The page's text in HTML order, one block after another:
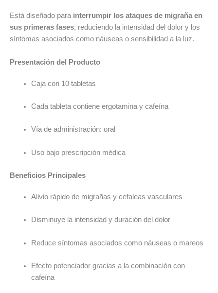
Está diseñado para interrumpir los ataques de migraña en
sus primeras fases, reduciendo la intensidad del dolor y los
síntomas asociados como náuseas o sensibilidad a la luz.
Presentación del Producto
Caja con 10 tabletas
Cada tableta contiene ergotamina y cafeína
Vía de administración: oral
Uso bajo prescripción médica
Beneficios Principales
Alivio rápido de migrañas y cefaleas vasculares
Disminuye la intensidad y duración del dolor
Reduce síntomas asociados como náuseas o mareos
Efecto potenciador gracias a la combinación con
cafeína